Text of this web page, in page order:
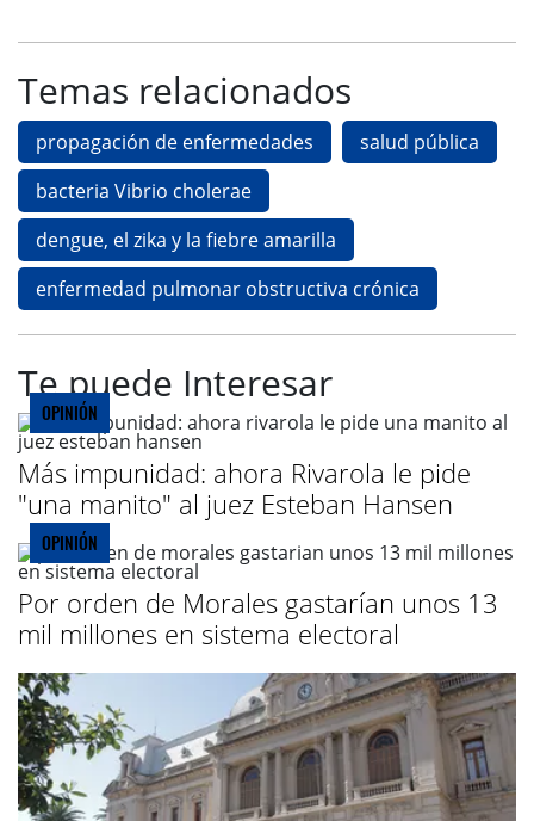
Temas relacionados
propagación de enfermedades
salud pública
bacteria Vibrio cholerae
dengue, el zika y la fiebre amarilla
enfermedad pulmonar obstructiva crónica
Te puede Interesar
OPINIÓN
Más impunidad: ahora Rivarola le pide
"una manito" al juez Esteban Hansen
OPINIÓN
Por orden de Morales gastarían unos 13
mil millones en sistema electoral